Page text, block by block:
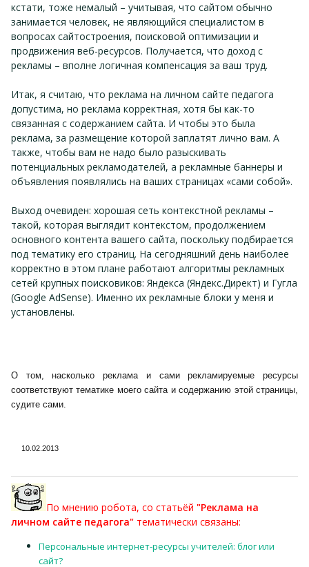
кстати, тоже немалый – учитывая, что сайтом обычно
занимается человек, не являющийся специалистом в
вопросах сайтостроения, поисковой оптимизации и
продвижения веб-ресурсов. Получается, что доход с
рекламы – вполне логичная компенсация за ваш труд.
Итак, я считаю, что реклама на личном сайте педагога
допустима, но реклама корректная, хотя бы как-то
связанная с содержанием сайта. И чтобы это была
реклама, за размещение которой заплатят лично вам. А
также, чтобы вам не надо было разыскивать
потенциальных рекламодателей, а рекламные баннеры и
объявления появлялись на ваших страницах «сами собой».
Выход очевиден: хорошая сеть контекстной рекламы –
такой, которая выглядит контекстом, продолжением
основного контента вашего сайта, поскольку подбирается
под тематику его страниц. На сегодняшний день наиболее
корректно в этом плане работают алгоритмы рекламных
сетей крупных поисковиков: Яндекса (Яндекс.Директ) и Гугла
(Google AdSense). Именно их рекламные блоки у меня и
установлены.
О том, насколько реклама и сами рекламируемые ресурсы
соответствуюттематике моего сайта и содержанию этой страницы,
судите сами.
10.02.2013
По мнению робота, со статьёй "Реклама на
личном сайте педагога" тематически связаны:
Персональные интернет-ресурсы учителей: блог или
сайт?